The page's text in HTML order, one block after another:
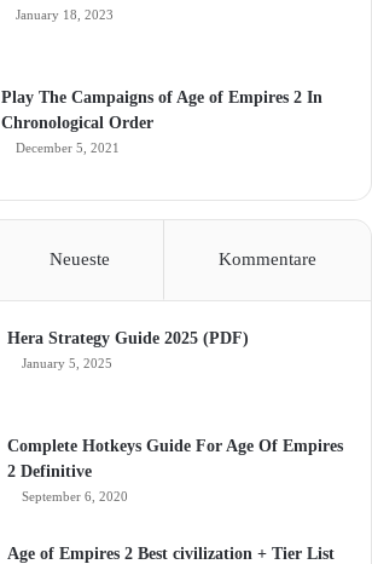
January 18, 2023
Play The Campaigns of Age of Empires 2 In
Chronological Order
December 5, 2021
Neueste Kommentare
Hera Strategy Guide 2025 (PDF)
January 5, 2025
Complete Hotkeys Guide For Age Of Empires
2 Definitive
September 6, 2020
Age of Empires 2 Best civilization + Tier List